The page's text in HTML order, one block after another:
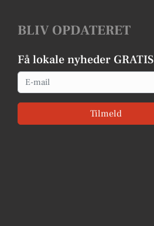
BLIV OPDATERET
Få lokale nyheder GRATIS
Email
Tilmeld